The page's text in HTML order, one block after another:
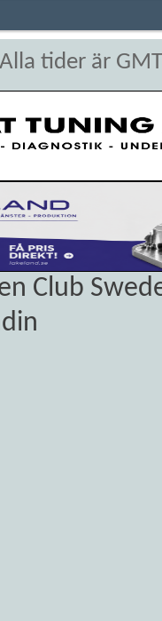
Alla tider är
Club